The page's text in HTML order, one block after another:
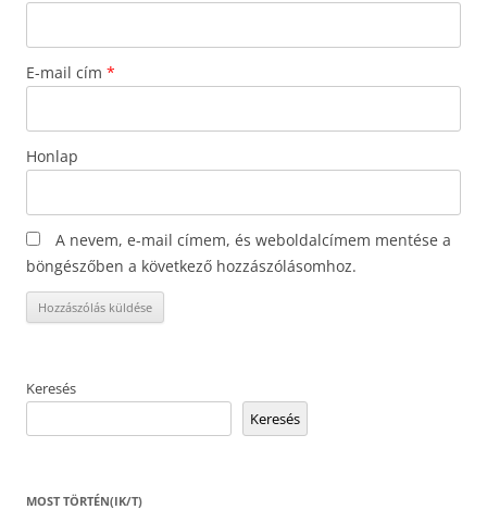
E-mail cím *
Honlap
A nevem, e-mail címem, és weboldalcímem mentése a
böngészőben a következő hozzászólásomhoz.
Keresés
Keresés
MOST TÖRTÉN(IK/T)